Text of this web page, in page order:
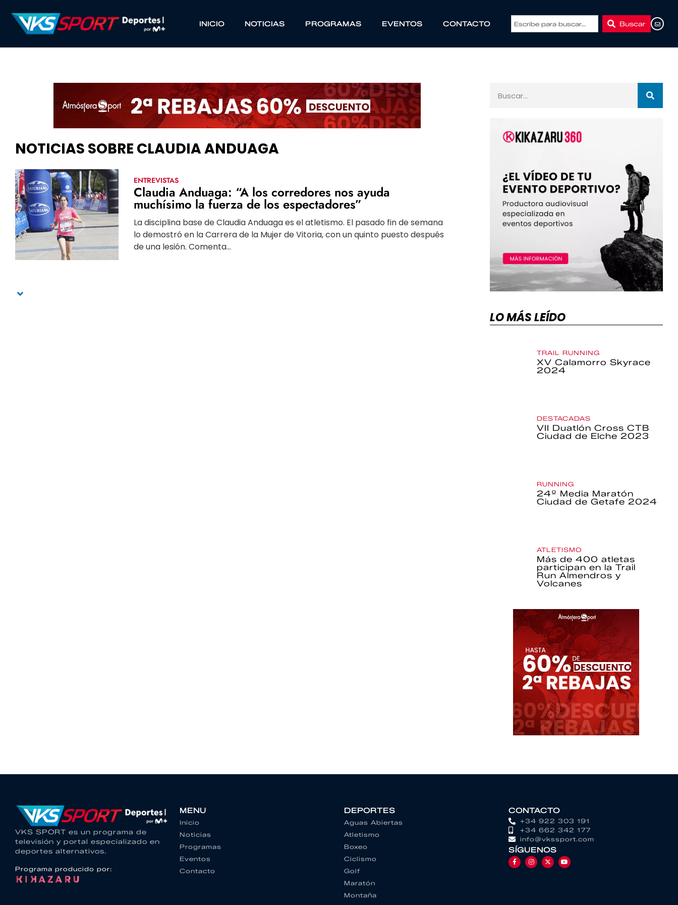
INICIO NOTICIAS PROGRAMAS EVENTOS CONTACTO Buscar
NOTICIAS SOBRE CLAUDIA ANDUAGA
ENTREVISTAS
Claudia Anduaga: “A los corredores nos ayuda
muchísimo la fuerza de los espectadores”
La disciplina base de Claudia Anduaga es el atletismo. El pasado fin de semana
lo demostró en la Carrera de la Mujer de Vitoria, con un quinto puesto después
de una lesión. Comenta...
LO MÁS LEÍDO
TRAIL RUNNING
XV Calamorro Skyrace
2024
DESTACADAS
VII Duatlón Cross CTB
Ciudad de Elche 2023
RUNNING
24º Media Maratón
Ciudad de Getafe 2024
ATLETISMO
Más de 400 atletas
participan en la Trail
Run Almendros y
Volcanes
VKS SPORT es un programa de
televisión y portal especializado en
deportes alternativos.
Programa producido por:
MENU
Inicio
Noticias
Programas
Eventos
Contacto
DEPORTES
Aguas Abiertas
Atletismo
Boxeo
Ciclismo
Golf
Maratón
Montaña
CONTACTO
+34 922 303 191
+34 662 342 177
info@vkssport.com
SÍGUENOS